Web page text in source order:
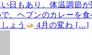
日もあり、体温調節
、ヘブンのカレーを
ょう
4月の変わ […]